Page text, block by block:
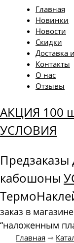
Главная
Новинки
Новости
Скидки
Доставка
Контакты
О нас
Отзывы
АКЦИЯ 100
УСЛОВИЯ
Предзаказы
кабошоны
заказ в
“наложенным
Главная ⇾